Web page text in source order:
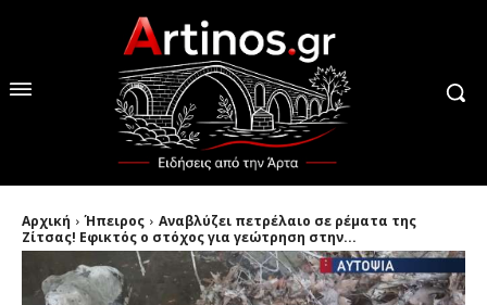
Αρχική Ήπειρος
Aναβλύζει πετρέλαιο σε ρέματα της
Ζίτσας! Εφικτός ο στόχος για γεώτρηση στην...